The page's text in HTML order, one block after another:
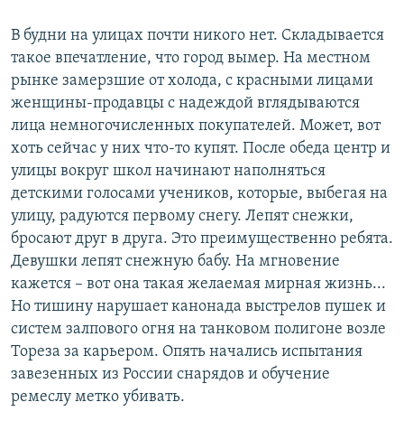
В будни на улицах почти никого нет. Складывается
такое впечатление, что город вымер. На местном
рынке замерзшие от холода, с красными лицами
женщины-продавцы с надеждой вглядываются
лица немногочисленных покупателей. Может, вот
хоть сейчас у них что-то купят. После обеда центр и
улицы вокруг школ начинают наполняться
детскими голосами учеников, которые, выбегая на
улицу, радуются первому снегу. Лепят снежки,
бросают друг в друга. Это преимущественно ребята.
Девушки лепят снежную бабу. На мгновение
кажется – вот она такая желаемая мирная жизнь...
Но тишину нарушает канонада выстрелов пушек и
систем залпового огня на танковом полигоне возле
Тореза за карьером. Опять начались испытания
завезенных из России снарядов и обучение
ремеслу метко убивать.